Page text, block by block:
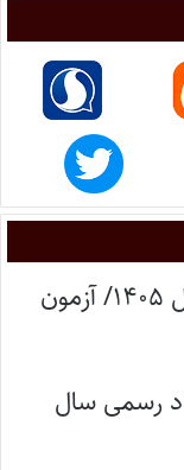
آغاز ثبت‌نام آزمون دفتریاری سال ۱۴۰۵/ آزمون
رسمی سال